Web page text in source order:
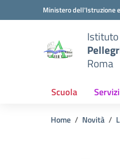
Vai ai contenuti
Vai al menu di navigazione
Ministero dell'Istruzione
Roma
Scuola Servizi
Home Novità